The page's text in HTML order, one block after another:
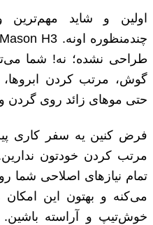
اولین و شاید مهم‌ترین
طراحی نشده؛ نه! شما
گوش، مرتب کردن
حتی موهای زائد روی گردن و
فرض کنین یه سفر کاری
مرتب کردن خودتون
تمام نیازهای اصلاحی شما
می‌کنه و بهتون این
خوش‌تیپ و آراسته